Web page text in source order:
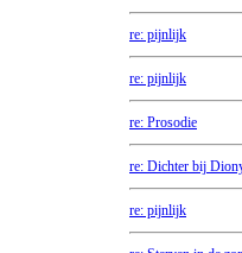
re: pijnlijk
re: pijnlijk
re: Prosodie
re: Dichter bij
re: pijnlijk